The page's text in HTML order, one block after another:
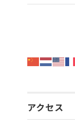
アクセス